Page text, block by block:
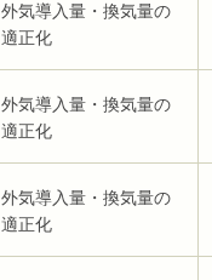
外気導入量・換気量の
適正化
外気導入量・換気量の
適正化
外気導入量・換気量の
適正化